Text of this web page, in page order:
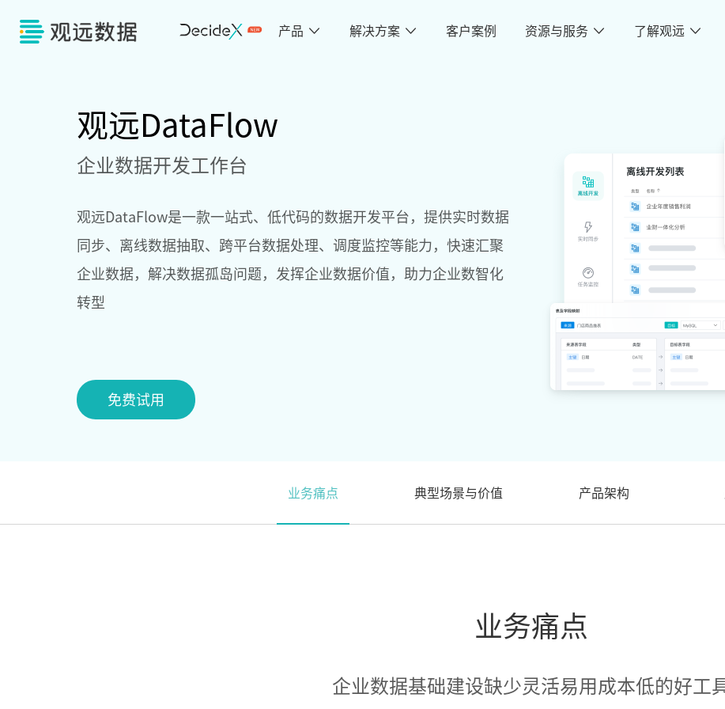
产品 解决方案 客户案例 资源与服务 了解观远
观远DataFlow
企业数据开发工作台
观远DataFlow是一款一站式、低代码的数据开发平台，提供实时数据
同步、离线数据抽取、跨平台数据处理、调度监控等能力，快速汇聚
企业数据，解决数据孤岛问题，发挥企业数据价值，助力企业数智化
转型
免费试用
业务痛点 典型场景与价值 产品架构
业务痛点
企业数据基础建设缺少灵活易用成本低的好工